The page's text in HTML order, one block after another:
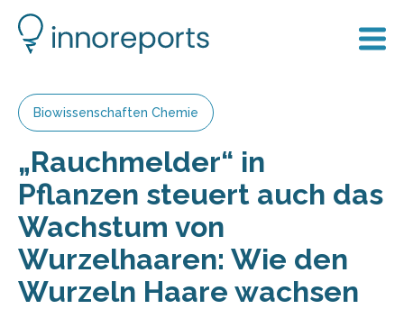
Biowissenschaften Chemie
„Rauchmelder“ in
Pflanzen steuert auch das
Wachstum von
Wurzelhaaren: Wie den
Wurzeln Haare wachsen